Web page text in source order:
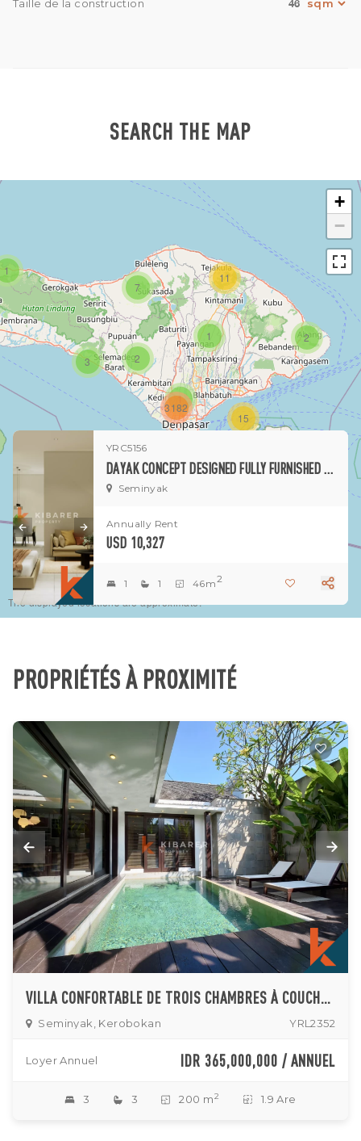
Taille de la construction 46
SEARCH THE MAP
1
1
1
3
7
2
15
11
3182
2
+
−
The displayed locations are approximate.
YRC5156
DAYAK CONCEPT DESIGNED FULLY FURNISHED ONE-BEDROOM APARTMENT IN PRIME SEMINYAK LOCATION
Seminyak
Annually Rent
USD 10,327
1 1 46m2
PROPRIÉTÉS À PROXIMITÉ
VILLA CONFORTABLE DE TROIS CHAMBRES À COUCHER FERMÉE À MERTANADI-SEMINYAK
Seminyak, Kerobokan YRL2352
Loyer Annuel IDR 365,000,000 / ANNUEL
3 3 200 m 2 1.9 Are